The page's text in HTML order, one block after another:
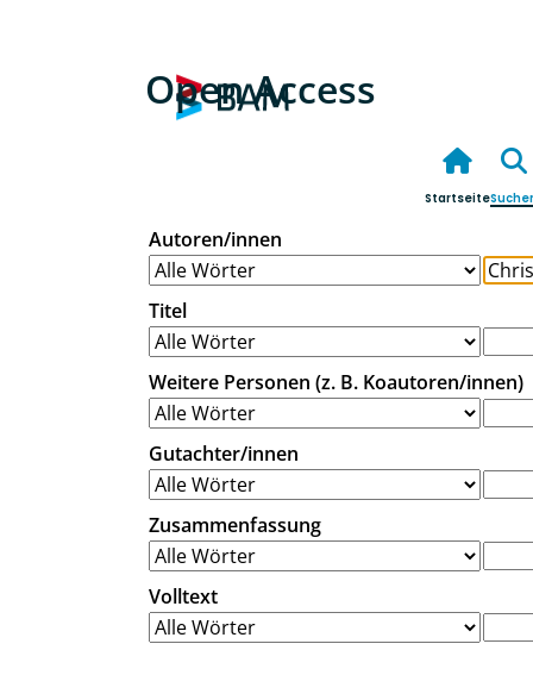
Open Access
Startseite
Autoren/innen
Titel
Weitere Personen (z. B. Koautoren/innen)
Gutachter/innen
Zusammenfassung
Volltext